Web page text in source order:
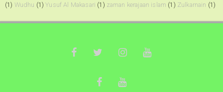
(1) Wudhu (1) Yusuf Al Makasari (1) zaman kerajaan islam (1) Zulkarnain (1)